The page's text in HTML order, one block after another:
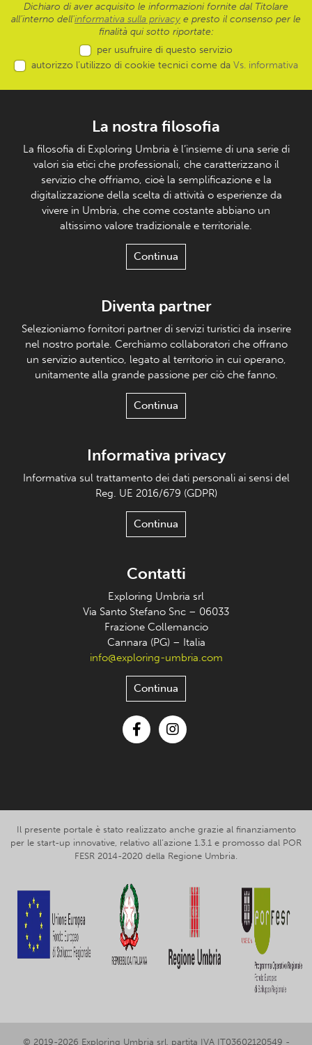
Dichiaro di aver acquisito le informazioni fornite dal Titolare
all’interno dell'informativa sulla privacy e presto il consenso per le
finalità qui sotto riportate:
per usufruire di questo servizio
autorizzo l’utilizzo di cookie tecnici come da Vs. informativa
La nostra filosofia
La filosofia di Exploring Umbria è l’insieme di una serie di
valori sia etici che professionali, che caratterizzano il
servizio che offriamo, cioè la semplificazione e la
digitalizzazione della scelta di attività o esperienze da
vivere in Umbria, che come costante abbiano un
altissimo valore tradizionale e territoriale.
Continua
Diventa partner
Selezioniamo fornitori partner di servizi turistici da inserire
nel nostro portale. Cerchiamo collaboratori che offrano
un servizio autentico, legato al territorio in cui operano,
unitamente alla grande passione per ciò che fanno.
Continua
Informativa privacy
Informativa sul trattamento dei dati personali ai sensi del
Reg. UE 2016/679 (GDPR)
Continua
Contatti
Exploring Umbria srl
Via Santo Stefano Snc – 06033
Frazione Collemancio
Cannara (PG) – Italia
info@exploring-umbria.com
Continua
Il presente portale è stato realizzato anche grazie al finanziamento
per le start-up innovative, relativo all’azione 1.3.1 e promosso dal POR
FESR 2014-2020 della Regione Umbria.
© 2019-2026 Exploring Umbria srl, partita IVA IT03602120549 -